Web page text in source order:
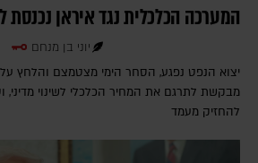
המערכה הכלכלית נגד איראן
יוני בן מנחם
יצוא הנפט נפגע, הסחר הימי מצטמצם והלחץ על
מבקשת לתרגם את המחיר הכלכלי לשינוי
להחזיק מעמד